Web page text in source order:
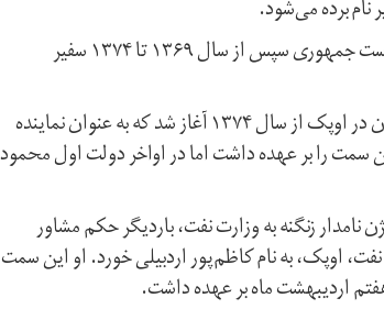
برده می‌شود.
او پس از پایان دولت موسوی و با رسیدن اکبر هاشمی رفسنجانی به ریاست جمهوری سپس از سال ۱۳۶۹ تا ۱۳۷۴ سفیر
طولانتی‌ترین دوره حضور حسین کاظم‌پور اردبیلی به عنوان نماینده ایران در اوپک از سال ۱۳۷۴ آغاز شد که به عنوان نماینده
را بر عهده داشت اما در اواخر دولت اول محمود
بیژن نامدار زنگنه به وزارت نفت، باردیگر حکم مشاور
اوپک، به نام کاظم‌پور اردبیلی خورد. او این سمت
اردیبهشت ماه بر عهده داشت.